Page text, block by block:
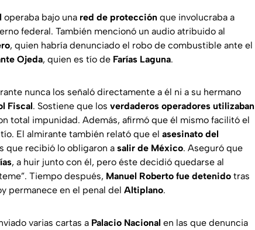
operaba bajo una red de protección que involucraba a
federal. También mencionó un audio atribuido al
, quien habría denunciado el robo de combustible ante el
Ojeda, quien es tío de Farías Laguna.
nunca los señaló directamente a él ni a su hermano
Fiscal. Sostiene que los verdaderos operadores utilizaban
total impunidad. Además, afirmó que él mismo facilitó el
El almirante también relató que el asesinato del
que recibió lo obligaron a salir de México. Aseguró que
, a huir junto con él, pero éste decidió quedarse al
Tiempo después, Manuel Roberto fue detenido tras
permanece en el penal del Altiplano.
varias cartas a Palacio Nacional en las que denuncia